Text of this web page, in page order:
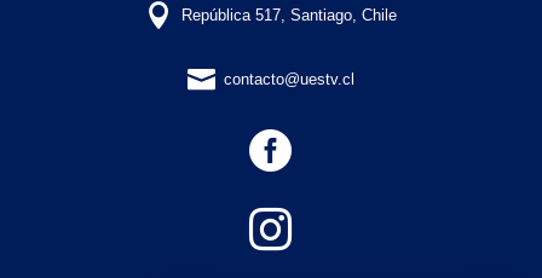
 República 517, Santiago, Chile
 contacto@uestv.cl

